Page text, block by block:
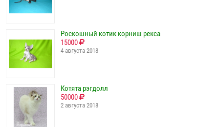
Роскошный котик корниш рекса
15000
4 августа 2018
Котята рэгдолл
50000
2 августа 2018